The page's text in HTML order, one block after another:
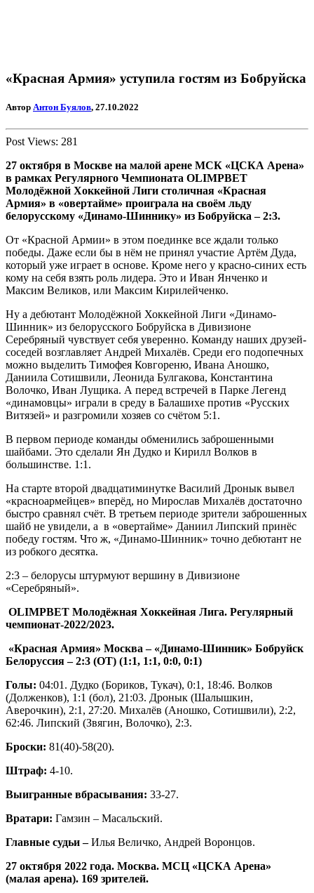
«Красная Армия» уступила гостям из Бобруйска
Автор Антон Буялов, 27.10.2022
Post Views: 281
27 октября в Москве на малой арене МСК «ЦСКА Арена»
в рамках Регулярного Чемпионата OLIMPBET
Молодёжной Хоккейной Лиги столичная «Красная
Армия» в «овертайме» проиграла на своём льду
белорусскому «Динамо-Шиннику» из Бобруйска – 2:3.
От «Красной Армии» в этом поединке все ждали только
победы. Даже если бы в нём не принял участие Артём Дуда,
который уже играет в основе. Кроме него у красно-синих есть
кому на себя взять роль лидера. Это и Иван Янченко и
Максим Великов, или Максим Кирилейченко.
Ну а дебютант Молодёжной Хоккейной Лиги «Динамо-
Шинник» из белорусского Бобруйска в Дивизионе
Серебряный чувствует себя уверенно. Команду наших друзей-
соседей возглавляет Андрей Михалёв. Среди его подопечных
можно выделить Тимофея Ковгореню, Ивана Аношко,
Даниила Сотишвили, Леонида Булгакова, Константина
Волочко, Иван Лущика. А перед встречей в Парке Легенд
«динамовцы» играли в среду в Балашихе против «Русских
Витязей» и разгромили хозяев со счётом 5:1.
В первом периоде команды обменились заброшенными
шайбами. Это сделали Ян Дудко и Кирилл Волков в
большинстве. 1:1.
На старте второй двадцатиминутке Василий Дронык вывел
«красноармейцев» вперёд, но Мирослав Михалёв достаточно
быстро сравнял счёт. В третьем периоде зрители заброшенных
шайб не увидели, а в «овертайме» Даниил Липский принёс
победу гостям. Что ж, «Динамо-Шинник» точно дебютант не
из робкого десятка.
2:3 – белорусы штурмуют вершину в Дивизионе
«Серебряный».
OLIMPBET Молодёжная Хоккейная Лига. Регулярный
чемпионат-2022/2023.
«Красная Армия» Москва – «Динамо-Шинник» Бобруйск
Белоруссия – 2:3 (ОТ) (1:1, 1:1, 0:0, 0:1)
Голы: 04:01. Дудко (Бориков, Тукач), 0:1, 18:46. Волков
(Долженков), 1:1 (бол), 21:03. Дронык (Шалышкин,
Аверочкин), 2:1, 27:20. Михалёв (Аношко, Сотишвили), 2:2,
62:46. Липский (Звягин, Волочко), 2:3.
Броски: 81(40)-58(20).
Штраф: 4-10.
Выигранные вбрасывания: 33-27.
Вратари: Гамзин – Масальский.
Главные судьи –Илья Величко, Андрей Воронцов.
27 октября 2022 года. Москва. МСЦ «ЦСКА Арена»
(малая арена). 169 зрителей.